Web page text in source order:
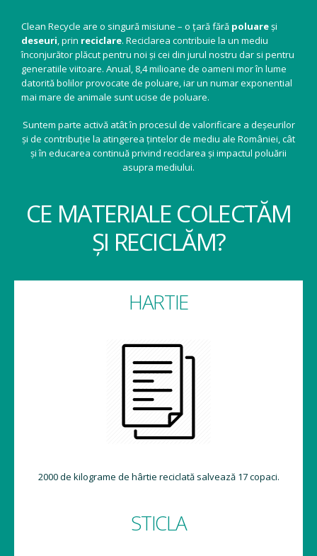
Clean Recycle are o singură misiune – o țară fără poluareși
deseuri, prin reciclare. Reciclarea contribuie la un mediu
înconjurător plăcut pentru noi și cei din jurul nostru dar si pentru
generatiile viitoare. Anual, 8,4 milioane de oameni mor în lume
datorită bolilor provocate de poluare, iar un numar exponential
mai mare de animale sunt ucise de poluare.
Suntem parte activă atât în procesul de valorificare a deșeurilor
și de contribuție la atingerea țintelor de mediu ale României, cât
și în educarea continuă privind reciclarea și impactul poluării
asupra mediului.
CE MATERIALE COLECTĂM
ȘI RECICLĂM?
HARTIE
2000 de kilograme de hârtie reciclată salvează 17 copaci.
STICLA